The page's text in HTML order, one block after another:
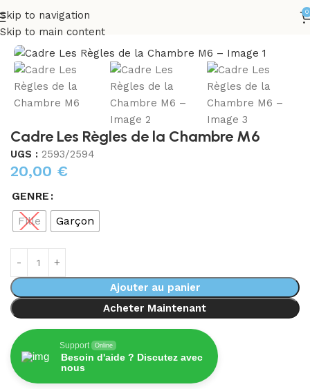
Skip to navigation
Skip to main content
0
INTÉRIEUR Décorations Murales
Cadre Les Règles de la Chambre M6
UGS : 2593/2594
20,00 €
GENRE
Fille
Garçon
Ajouter au panier
Acheter Maintenant
Support Online
Besoin d'aide ? Discutez avec
nous